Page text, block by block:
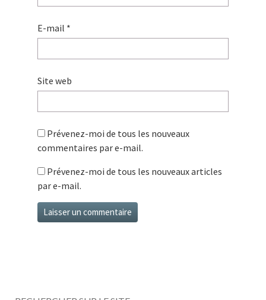
E-mail *
Site web
Prévenez-moi de tous les nouveaux
commentaires par e-mail.
Prévenez-moi de tous les nouveaux articles
par e-mail.